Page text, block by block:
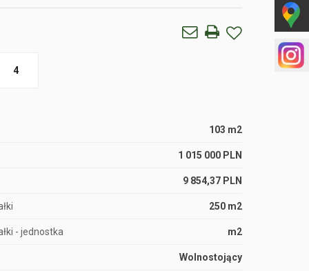
4
103 m2
1 015 000 PLN
9 854,37 PLN
250 m2
- jednostka m2
Wolnostojący